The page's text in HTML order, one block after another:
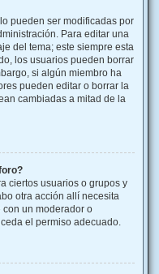
pueden ser modificadas por
Para editar una
del tema; este siempre esta
los usuarios pueden borrar
si algún miembro ha
pueden editar o borrar la
cambiadas a mitad de la
ciertos usuarios o grupos y
otra acción allí necesita
un moderador o
el permiso adecuado.